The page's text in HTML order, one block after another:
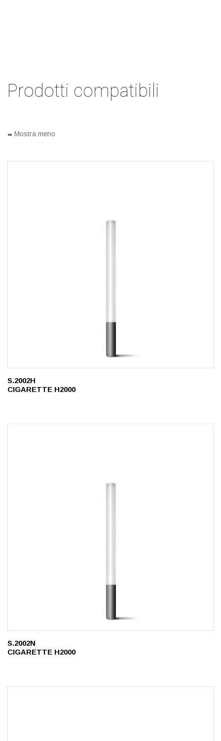
Prodotti compatibili
- Mostra meno
S.2002H
CIGARETTE H2000
S.2002N
CIGARETTE H2000